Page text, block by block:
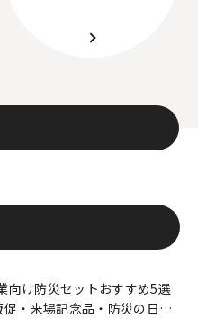
向け防災セットおすすめ5選
促・来場記念品・防災の日に